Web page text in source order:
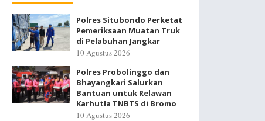
Polres Situbondo Perketat
Pemeriksaan Muatan Truk
di Pelabuhan Jangkar
10 Agustus 2026
Polres Probolinggo dan
Bhayangkari Salurkan
Bantuan untuk Relawan
Karhutla TNBTS di Bromo
10 Agustus 2026